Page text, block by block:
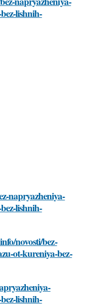
lishnih-
napryazheniya-
lishnih-
novosti/bez-
ot-kureniya-bez-
lishnih-